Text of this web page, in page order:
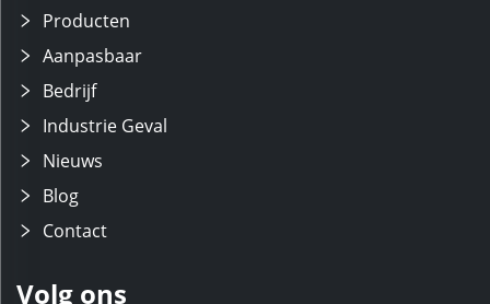
Producten
Aanpasbaar
Bedrijf
Industrie Geval
Nieuws
Blog
Contact
Volg ons